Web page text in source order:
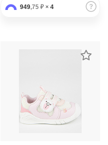
949,75 ₽ × 4